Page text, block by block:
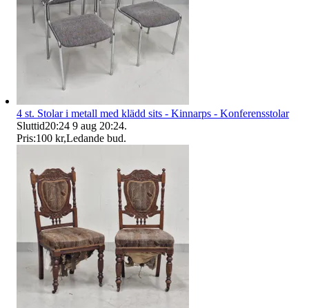
4 st. Stolar i metall med klädd sits - Kinnarps - Konferensstolar
Sluttid20:24 9 aug 20:24.
Pris:100 kr,Ledande bud.